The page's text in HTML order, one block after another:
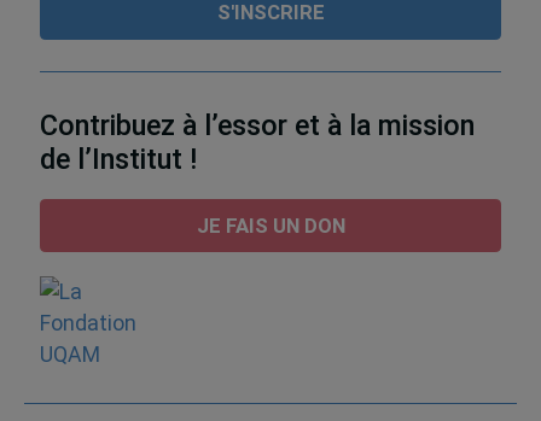
Contribuez à l’essor et à la mission
de l’Institut !
JE FAIS UN DON